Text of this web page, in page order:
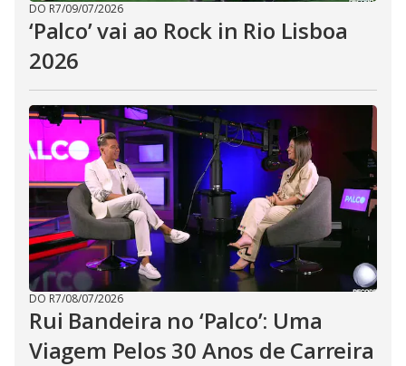
DO R7/09/07/2026
‘Palco’ vai ao Rock in Rio Lisboa
2026
DO R7/08/07/2026
Rui Bandeira no ‘Palco’: Uma
Viagem Pelos 30 Anos de Carreira